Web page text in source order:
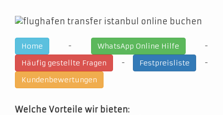
Home - WhatsApp Online Hilfe
-
Häufig gestellte Fragen
- Festpreisliste
-
Kundenbewertungen
Welche Vorteile wir bieten: